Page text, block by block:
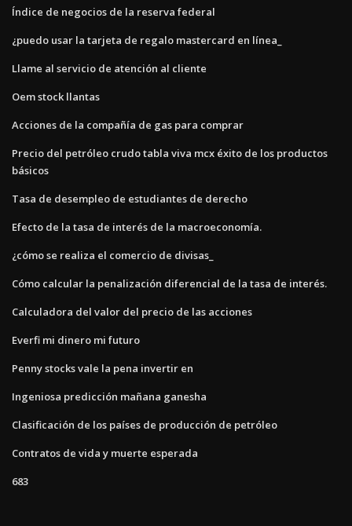
Índice de negocios de la reserva federal
¿puedo usar la tarjeta de regalo mastercard en línea_
Llame al servicio de atención al cliente
Oem stock llantas
Acciones de la compañía de gas para comprar
Precio del petróleo crudo tabla viva mcx éxito de los productos
básicos
Tasa de desempleo de estudiantes de derecho
Efecto de la tasa de interés de la macroeconomía.
¿cómo se realiza el comercio de divisas_
Cómo calcular la penalización diferencial de la tasa de interés.
Calculadora del valor del precio de las acciones
Everfi mi dinero mi futuro
Penny stocks vale la pena invertir en
Ingeniosa predicción mañana ganesha
Clasificación de los países de producción de petróleo
Contratos de vida y muerte esperada
683